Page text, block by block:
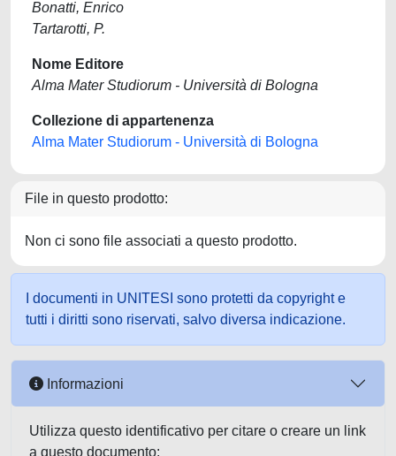
Bonatti, Enrico
Tartarotti, P.
Nome Editore
Alma Mater Studiorum - Università di Bologna
Collezione di appartenenza
Alma Mater Studiorum - Università di Bologna
File in questo prodotto:
Non ci sono file associati a questo prodotto.
I documenti in UNITESI sono protetti da copyright e
tutti i diritti sono riservati, salvo diversa indicazione.
Informazioni
Utilizza questo identificativo per citare o creare un link
a questo documento: